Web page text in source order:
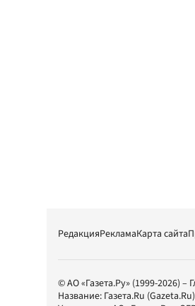
РедакцияРекламаКарта сайта
© АО «Газета.Ру» (1999-2026) –
Название: Газета.Ru (Gazeta.Ru)